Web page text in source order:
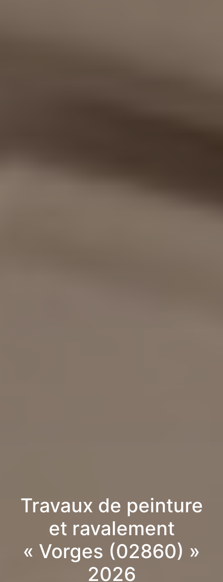
Travaux de peinture
et ravalement
« Vorges (02860) »
2026